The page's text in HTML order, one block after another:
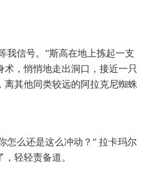
信号。”斯高在地上拣起一支
术，悄悄地走出洞口，接近一只
离其他同类较远的阿拉克尼蜘蛛
怎么还是这么冲动？” 拉卡玛尔
轻轻责备道。